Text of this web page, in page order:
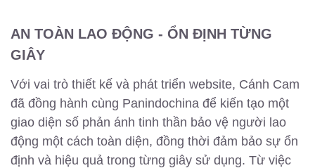
AN TOÀN LAO ĐỘNG - ỔN ĐỊNH TỪNG
GIÂY
Với vai trò thiết kế và phát triển website, Cánh Cam
đã đồng hành cùng Panindochina để kiến tạo một
giao diện số phản ánh tinh thần bảo vệ người lao
động một cách toàn diện, đồng thời đảm bảo sự ổn
định và hiệu quả trong từng giây sử dụng. Từ việc